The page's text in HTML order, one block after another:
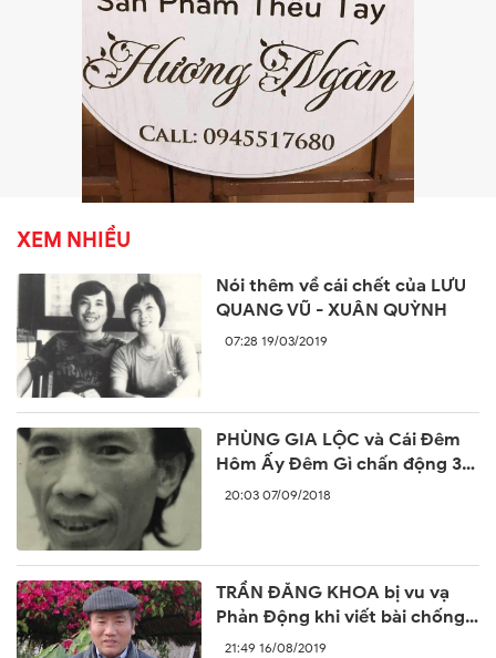
XEM NHIỀU
Nói thêm về cái chết của LƯU
QUANG VŨ - XUÂN QUỲNH
07:28 19/03/2019
PHÙNG GIA LỘC và Cái Đêm
Hôm Ấy Đêm Gì chấn động 30
năm trước
20:03 07/09/2018
TRẦN ĐĂNG KHOA bị vu vạ
Phản Động khi viết bài chống
lại sự ngang ngược của Trung
21:49 16/08/2019